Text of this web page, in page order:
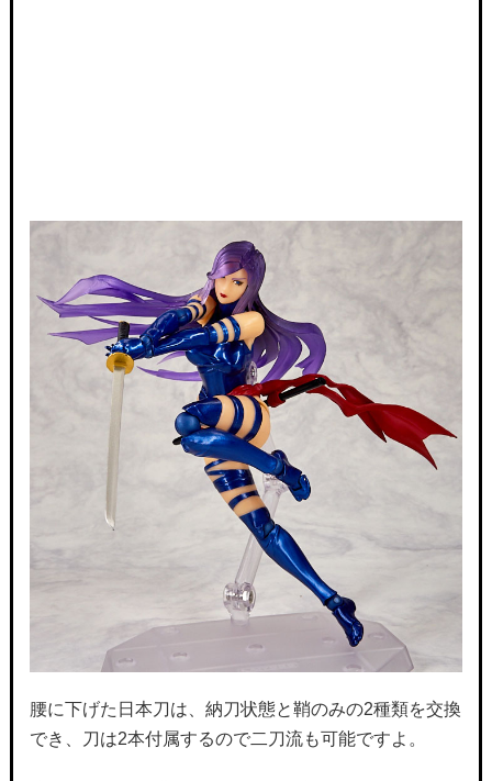
腰に下げた日本刀は、納刀状態と鞘のみの2種類を交換
でき、刀は2本付属するので二刀流も可能ですよ。